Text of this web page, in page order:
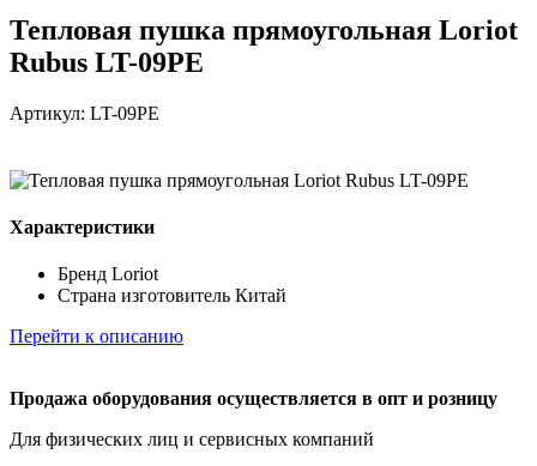
Тепловая пушка прямоугольная Loriot
Rubus LT-09PE
Артикул: LT-09PE
Характеристики
Бренд Loriot
Страна изготовитель Китай
Перейти к описанию
Продажа оборудования осуществляется в опт и розницу
Для физических лиц и cервисных компаний